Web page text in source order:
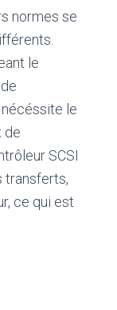
normes se
le
nécéssite le
de
SCSI
transferts,
ce qui est